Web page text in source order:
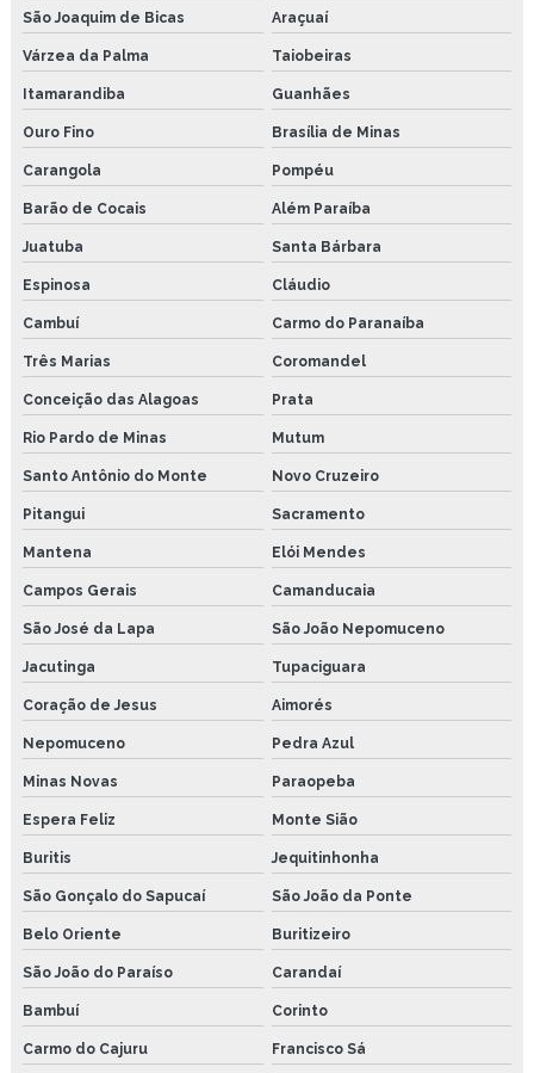
São Joaquim de Bicas Araçuaí
Várzea da Palma Taiobeiras
Itamarandiba Guanhães
Ouro Fino Brasília de Minas
Carangola Pompéu
Barão de Cocais Além Paraíba
Juatuba Santa Bárbara
Espinosa Cláudio
Cambuí Carmo do Paranaíba
Três Marias Coromandel
Conceição das Alagoas Prata
Rio Pardo de Minas Mutum
Santo Antônio do Monte Novo Cruzeiro
Pitangui Sacramento
Mantena Elói Mendes
Campos Gerais Camanducaia
São José da Lapa São João Nepomuceno
Jacutinga Tupaciguara
Coração de Jesus Aimorés
Nepomuceno Pedra Azul
Minas Novas Paraopeba
Espera Feliz Monte Sião
Buritis Jequitinhonha
São Gonçalo do Sapucaí São João da Ponte
Belo Oriente Buritizeiro
São João do Paraíso Carandaí
Bambuí Corinto
Carmo do Cajuru Francisco Sá